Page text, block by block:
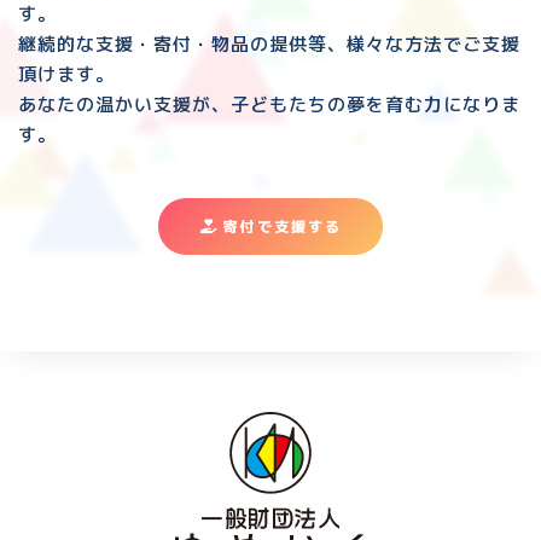
す。
継続的な支援・寄付・物品の提供等、様々な方法でご支援
頂けます。
あなたの温かい支援が、子どもたちの夢を育む力になりま
す。
寄付で支援する